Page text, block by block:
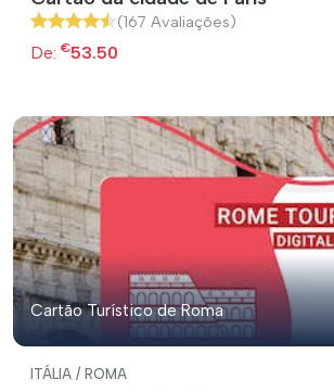
(167 Avaliações)
De: €53.50
Cartão Turístico de Roma
ITÁLIA / ROMA